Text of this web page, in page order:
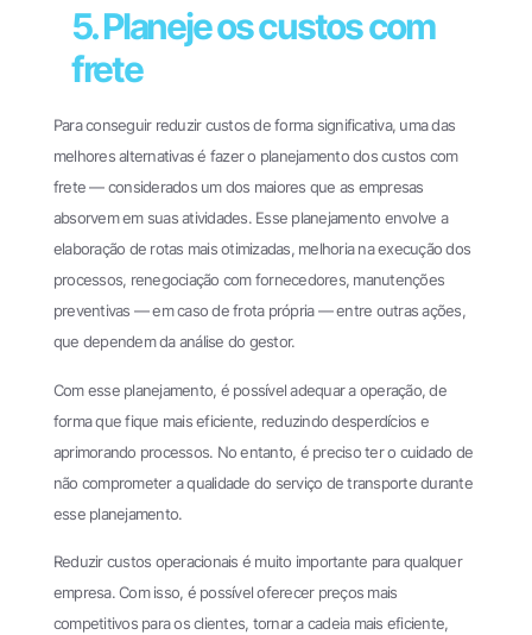
5. Planeje os custos com
frete
Para conseguir reduzir custos de forma significativa, uma das
melhores alternativas é fazer o planejamento dos custos com
frete — considerados um dos maiores que as empresas
absorvem em suas atividades. Esse planejamento envolve a
elaboração de rotas mais otimizadas, melhoria na execução dos
processos, renegociação com fornecedores, manutenções
preventivas — em caso de frota própria — entre outras ações,
que dependem da análise do gestor.
Com esse planejamento, é possível adequar a operação, de
forma que fique mais eficiente, reduzindo desperdícios e
aprimorando processos. No entanto, é preciso ter o cuidado de
não comprometer a qualidade do serviço de transporte durante
esse planejamento.
Reduzir custos operacionais é muito importante para qualquer
empresa. Com isso, é possível oferecer preços mais
competitivos para os clientes, tornar a cadeia mais eficiente,